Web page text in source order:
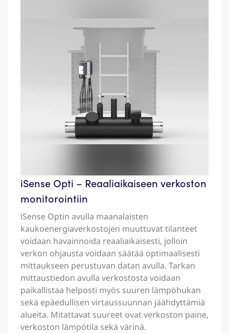
iSense Opti – Reaaliaikaiseen verkoston
monitorointiin
iSense Optin avulla maanalaisten
kaukoenergiaverkostojen muuttuvat tilanteet
voidaan havainnoida reaaliaikaisesti, jolloin
verkon ohjausta voidaan säätää optimaalisesti
mittaukseen perustuvan datan avulla. Tarkan
mittaustiedon avulla verkostosta voidaan
paikallistaa helposti myös suuren lämpöhukan
sekä epäedullisen virtaussuunnan jäähdyttämiä
alueita. Mitattavat suureet ovat verkoston paine,
verkoston lämpötila sekä värinä.